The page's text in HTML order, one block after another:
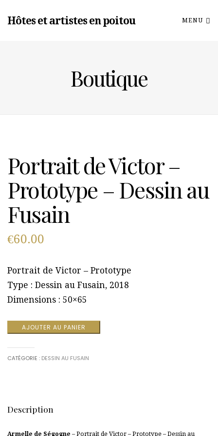
Hôtes et artistes en poitou MENU
Boutique
Portrait de Victor –
Prototype – Dessin au
Fusain
€60.00
Portrait de Victor – Prototype
Type : Dessin au Fusain, 2018
Dimensions : 50×65
AJOUTER AU PANIER
CATÉGORIE : DESSIN AU FUSAIN
Description
Armelle de Ségogne – Portrait de Victor – Prototype – Dessin au